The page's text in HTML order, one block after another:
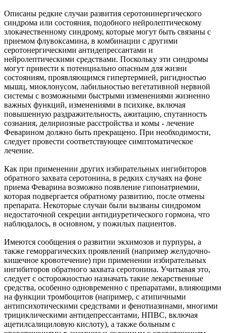
Описаны редкие случаи развития серотонинергического
синдрома или состояния, подобного нейролептическому
злокачественному синдрому, которые могут быть связаны с
приемом флувоксамина, в комбинации с другими
серотонергическими антидепрессантами и
нейролептическими средствами. Поскольку эти синдромы
могут привести к потенциально опасным для жизни
состояниям, проявляющимся гипертермией, ригидностью
мышц, миоклонусом, лабильностью вегетативной нервной
системы с возможными быстрыми изменениями жизненно
важных функций, изменениями в психике, включая
повышенную раздражительность, ажитацию, спутанность
сознания, делириозные расстройства и комы - лечение
Феварином должно быть прекращено. При необходимости,
следует провести соответствующее симптоматическое
лечение.
Как при применении других избирательных ингибиторов
обратного захвата серотонина, в редких случаях на фоне
приема Феварина возможно появление гипонатриемии,
которая подвергается обратному развитию, после отмены
препарата. Некоторые случаи были вызваны синдромом
недостаточной секреции антидиуретического гормона, что
наблюдалось, в основном, у пожилых пациентов.
Имеются сообщения о развитии экхимозов и пурпуры, а
также геморрагических проявлений (например желудочно-
кишечное кровотечение) при применении избирательных
ингибиторов обратного захвата серотонина. Учитывая это,
следует с осторожностью назначать такие лекарственные
средства, особенно одновременно с препаратами, влияющими
на функции тромбоцитов (например, с атипичными
антипсихотическими средствами и фенотиазинами, многими
трициклическими антидепрессантами, НПВС, включая
ацетилсалициловую кислоту), а также больным с